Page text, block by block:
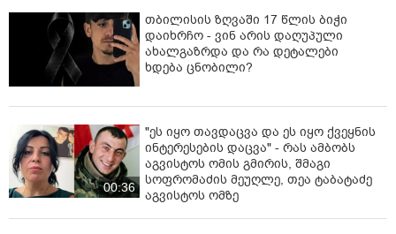
თბილისის ზღვაში 17 წლის ბიჭი
დაიხრჩო - ვინ არის დაღუპული
ახალგაზრდა და რა დეტალები
ხდება ცნობილი?
00:36
"ეს იყო თავდაცვა და ეს იყო ქვეყნის
ინტერესების დაცვა" - რას ამბობს
აგვისტოს ომის გმირის, შმაგი
სოფრომაძის მეუღლე, თეა ტაბატაძე
აგვისტოს ომზე